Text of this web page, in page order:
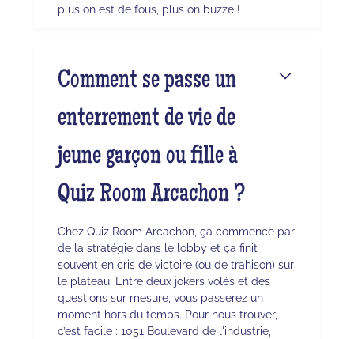
plus on est de fous, plus on buzze !
Comment se passe un
enterrement de vie de
jeune garçon ou fille à
Quiz Room Arcachon ?
Chez Quiz Room Arcachon, ça commence par
de la stratégie dans le lobby et ça finit
souvent en cris de victoire (ou de trahison) sur
le plateau. Entre deux jokers volés et des
questions sur mesure, vous passerez un
moment hors du temps. Pour nous trouver,
c’est facile : 1051 Boulevard de l'industrie,